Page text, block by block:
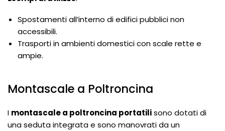
Spostamenti all’interno di edifici pubblici non
accessibili.
Trasporti in ambienti domestici con scale rette e
ampie.
Montascale a Poltroncina
I montascale a poltroncina portatilisono dotati di
una seduta integrata e sono manovrati da un